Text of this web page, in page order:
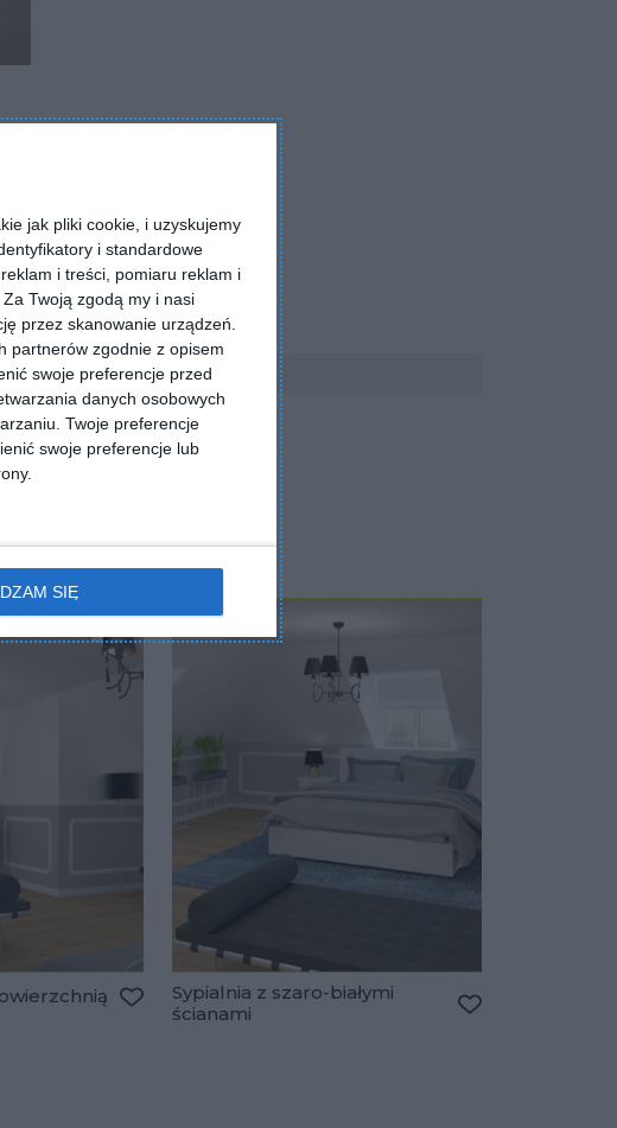
jak pliki cookie, i uzyskujemy
i standardowe
i treści, pomiaru reklam i
Za Twoją zgodą my i nasi
przez skanowanie urządzeń.
partnerów zgodnie z opisem
swoje preferencje przed
danych osobowych
Twoje preferencje
swoje preferencje lub
SIĘ
Dodaj do ulubionych
Sypialnia z szaro-białymi
ścianami